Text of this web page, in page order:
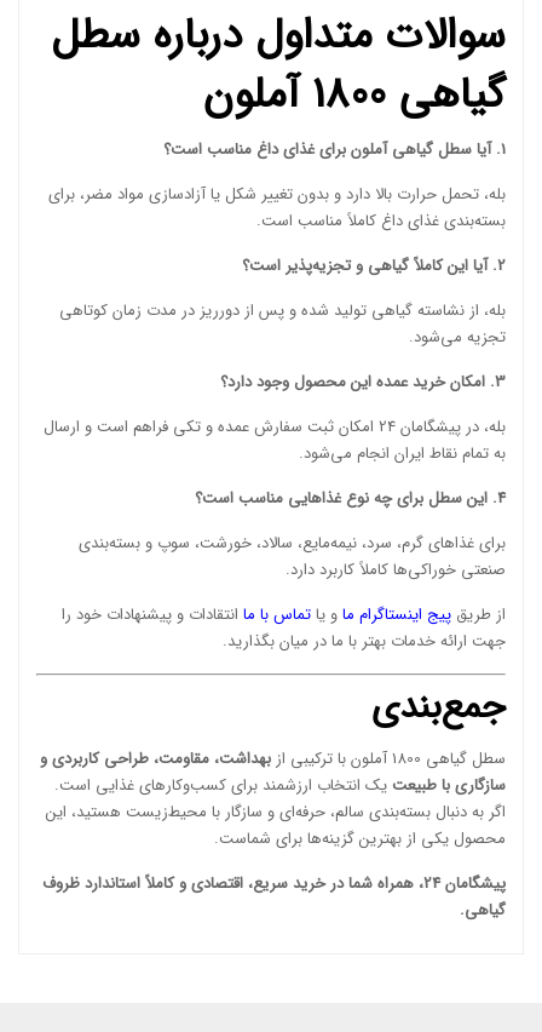
سوالات متداول درباره سطل
گیاهی 1800 آملون
1. آیا سطل گیاهی آملون برای غذای داغ مناسب است؟
بله، تحمل حرارت بالا دارد و بدون تغییر شکل یا آزادسازی مواد مضر، برای
بسته‌بندی غذای داغ کاملاً مناسب است.
2. آیا این کاملاً گیاهی و تجزیه‌پذیر است؟
بله، از نشاسته گیاهی تولید شده و پس از دورریز در مدت زمان کوتاهی
تجزیه می‌شود.
3. امکان خرید عمده این محصول وجود دارد؟
بله، در پیشگامان 24 امکان ثبت سفارش عمده و تکی فراهم است و ارسال
به تمام نقاط ایران انجام می‌شود.
4. این سطل برای چه نوع غذاهایی مناسب است؟
برای غذاهای گرم، سرد، نیمه‌مایع، سالاد، خورشت، سوپ و بسته‌بندی
صنعتی خوراکی‌ها کاملاً کاربرد دارد.
از طریق پیج اینستاگرام ماو یاتماس با ما انتقادات و پیشنهادات خود را
جهت ارائه خدمات بهتر با ما در میان بگذارید.
جمع‌بندی
سطل گیاهی 1800 آملون با ترکیبی از
بهداشت، مقاومت، طراحی کاربردی و
سازگاری با طبیعت یک انتخاب ارزشمند برای کسب‌وکارهای غذایی است.
اگر به دنبال بسته‌بندی سالم، حرفه‌ای و سازگار با محیط‌زیست هستید، این
محصول یکی از بهترین گزینه‌ها برای شماست.
پیشگامان 24، همراه شما در خرید سریع، اقتصادی و کاملاً استاندارد ظروف
گیاهی.